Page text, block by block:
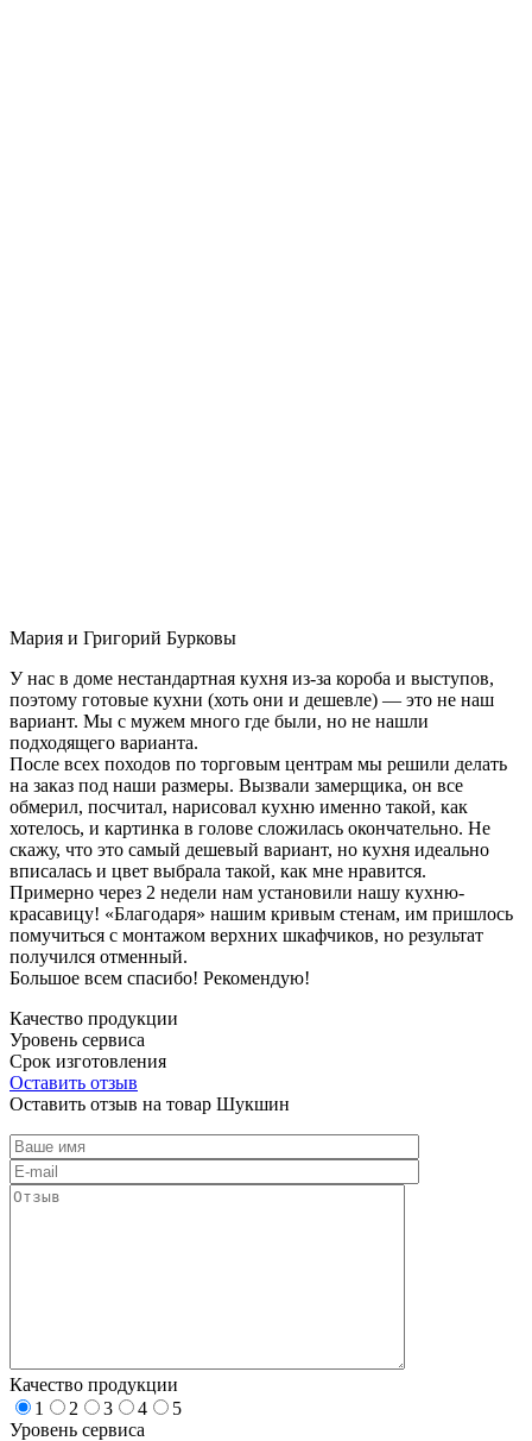
Мария и Григорий Бурковы
У нас в доме нестандартная кухня из-за короба и выступов,
поэтому готовые кухни (хоть они и дешевле) — это не наш
вариант. Мы с мужем много где были, но не нашли
подходящего варианта.
После всех походов по торговым центрам мы решили делать
на заказ под наши размеры. Вызвали замерщика, он все
обмерил, посчитал, нарисовал кухню именно такой, как
хотелось, и картинка в голове сложилась окончательно. Не
скажу, что это самый дешевый вариант, но кухня идеально
вписалась и цвет выбрала такой, как мне нравится.
Примерно через 2 недели нам установили нашу кухню-
красавицу! «Благодаря» нашим кривым стенам, им пришлось
помучиться с монтажом верхних шкафчиков, но результат
получился отменный.
Большое всем спасибо! Рекомендую!
Качество продукции
Уровень сервиса
Срок изготовления
Оставить отзыв
Оставить отзыв на товар Шукшин
Качество продукции
1
2 3 4
5
Уровень сервиса